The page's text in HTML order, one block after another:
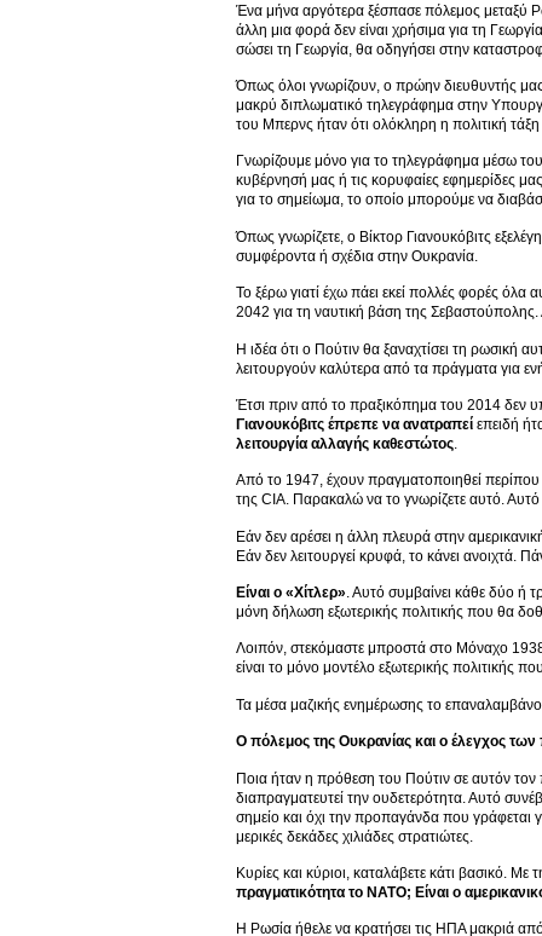
Ένα μήνα αργότερα ξέσπασε πόλεμος μεταξύ
άλλη μια φορά δεν είναι χρήσιμα για τη
σώσει τη Γεωργία, θα οδηγήσει στην
Όπως όλοι γνωρίζουν, ο πρώην διευθυντής
μακρύ διπλωματικό τηλεγράφημα στην
του Μπερνς ήταν ότι ολόκληρη η πολιτική
Γνωρίζουμε μόνο για το τηλεγράφημα μέσω
κυβέρνησή μας ή τις κορυφαίες εφημερίδες
για το σημείωμα, το οποίο μπορούμε να
Όπως γνωρίζετε, ο Βίκτορ Γιανουκόβιτς
συμφέροντα ή σχέδια στην Ουκρανία.
Το ξέρω γιατί έχω πάει εκεί πολλές φορές
2042 για τη ναυτική βάση της
Η ιδέα ότι ο Πούτιν θα ξαναχτίσει τη ρωσική
λειτουργούν καλύτερα από τα πράγματα για
Έτσι πριν από το πραξικόπημα του 2014 δεν
Γιανουκόβιτς έπρεπε να ανατραπεί επειδή
λειτουργία αλλαγής καθεστώτος.
Από το 1947, έχουν πραγματοποιηθεί περίπου
της CIA. Παρακαλώ να το γνωρίζετε αυτό. Αυτό
Εάν δεν αρέσει η άλλη πλευρά στην
Εάν δεν λειτουργεί κρυφά, το κάνει ανοιχτά.
Είναι ο «Χίτλερ». Αυτό συμβαίνει κάθε δύο ή
μόνη δήλωση εξωτερικής πολιτικής που θα
Λοιπόν, στεκόμαστε μπροστά στο Μόναχο
είναι το μόνο μοντέλο εξωτερικής πολιτικής
Τα μέσα μαζικής ενημέρωσης το
Ο πόλεμος της Ουκρανίας και ο έλεγχος
Ποια ήταν η πρόθεση του Πούτιν σε αυτόν
διαπραγματευτεί την ουδετερότητα. Αυτό
σημείο και όχι την προπαγάνδα που γράφεται
μερικές δεκάδες χιλιάδες στρατιώτες.
Κυρίες και κύριοι, καταλάβετε κάτι βασικό.
πραγματικότητα το ΝΑΤΟ; Είναι ο
Η Ρωσία ήθελε να κρατήσει τις ΗΠΑ μακριά